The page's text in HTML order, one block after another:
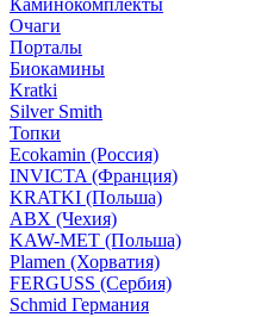
Каминокомплекты
Очаги
Порталы
Биокамины
Kratki
Silver Smith
Топки
Ecokamin (Россия)
INVICTA (Франция)
KRATKI (Польша)
ABX (Чехия)
KAW-MET (Польша)
Plamen (Хорватия)
FERGUSS (Сербия)
Schmid Германия